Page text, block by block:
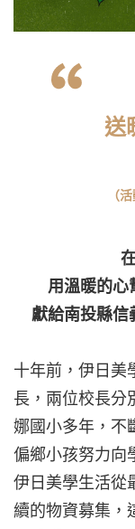
送
（
用溫暖的心
獻給南投縣信
十年前，伊日美
長，兩位校長分
娜國小多年，不
偏鄉小孩努力向
伊日美學生活從
續的物資募集，